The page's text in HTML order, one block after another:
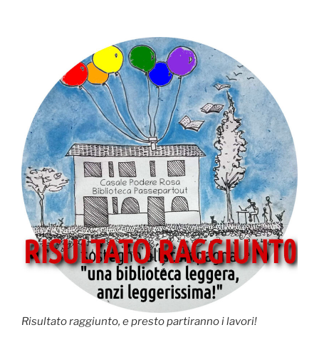
Risultato raggiunto, e presto partiranno i lavori!